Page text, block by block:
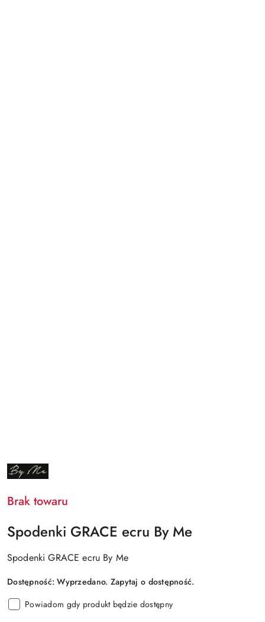
NAZWA
PRODUCENTA:
Brak towaru
Spodenki GRACE ecru By Me
Spodenki GRACE ecru By Me
Dostępność:Wyprzedano. Zapytaj o dostępność.
Powiadom gdy produkt będzie dostępny